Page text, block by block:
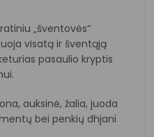
„šventovės“
visatą ir šventąją
pasaulio kryptis
auksinė, žalia, juoda
bei penkių dhjani